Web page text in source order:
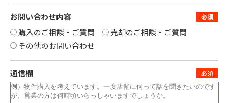
お問い合わせ内容
購入のご相談・ご質問
売却のご相談・ご質問
その他のお問い合わせ
通信欄